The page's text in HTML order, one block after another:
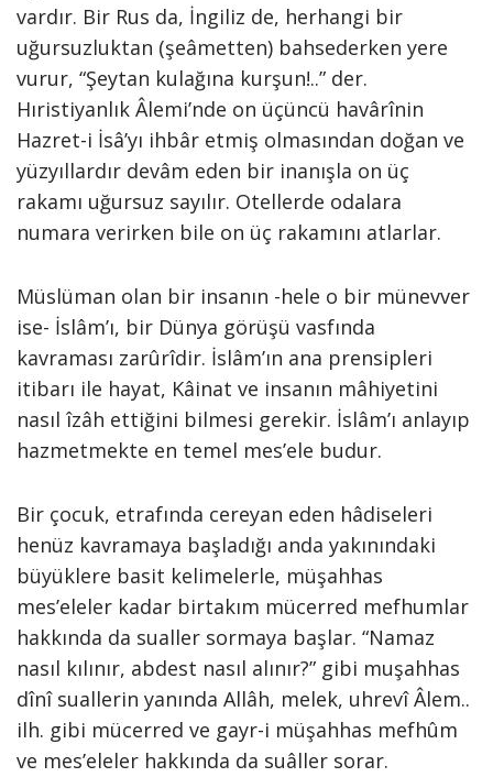
vardır. Bir Rus da, İngiliz de, herhangi bir
uğursuzluktan (şeâmetten) bahsederken yere
vurur, “Şeytan kulağına kurşun!..” der.
Hıristiyanlık Âlemi’nde on üçüncü havârînin
Hazret-i İsâ’yı ihbâr etmiş olmasından doğan ve
yüzyıllardır devâm eden bir inanışla on üç
rakamı uğursuz sayılır. Otellerde odalara
numara verirken bile on üç rakamını atlarlar.
Müslüman olan bir insanın -hele o bir münevver
ise- İslâm’ı, bir Dünya görüşü vasfında
kavraması zarûrîdir. İslâm’ın ana prensipleri
itibarı ile hayat, Kâinat ve insanın mâhiyetini
nasıl îzâh ettiğini bilmesi gerekir. İslâm’ı anlayıp
hazmetmekte en temel mes’ele budur.
Bir çocuk, etrafında cereyan eden hâdiseleri
henüz kavramaya başladığı anda yakınındaki
büyüklere basit kelimelerle, müşahhas
mes’eleler kadar birtakım mücerred mefhumlar
hakkında da sualler sormaya başlar. “Namaz
nasıl kılınır, abdest nasıl alınır?” gibi muşahhas
dînî suallerin yanında Allâh, melek, uhrevî Âlem..
ilh. gibi mücerred ve gayr-i müşahhas mefhûm
ve mes’eleler hakkında da suâller sorar.